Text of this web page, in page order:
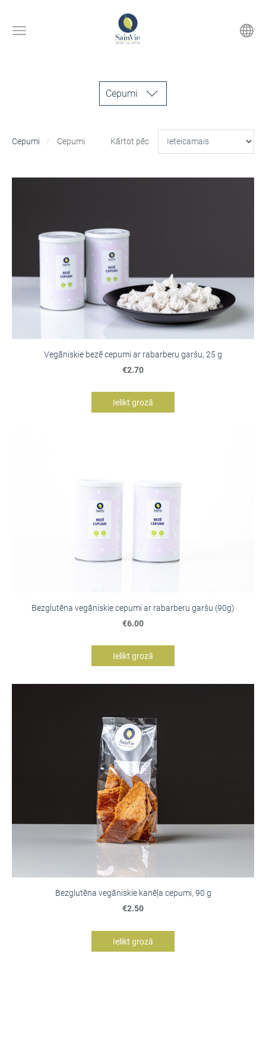
Cepumi
Cepumi Cepumi Kārtot pēc
Vegāniskie bezē cepumi ar rabarberu garšu, 25 g
€2.70
Ielikt grozā
Bezglutēna vegāniskie cepumi ar rabarberu garšu (90g)
€6.00
Ielikt grozā
Bezglutēna vegāniskie kanēļa cepumi, 90 g
€2.50
Ielikt grozā